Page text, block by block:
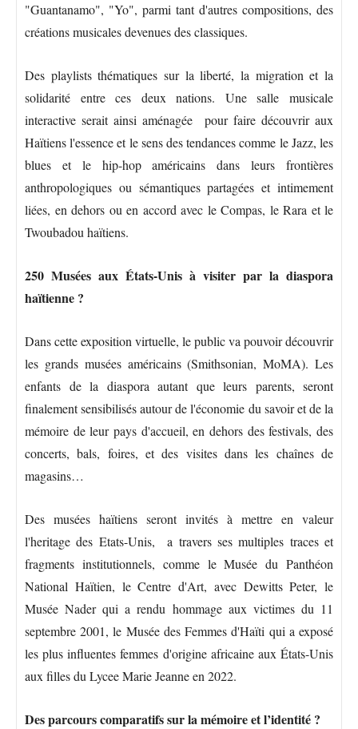
"Guantanamo", "Yo", parmi tant d'autres compositions, des
créations musicales devenues des classiques.
Des playlists thématiques sur la liberté, la migration et la
solidarité entre ces deux nations. Une salle musicale
interactive serait ainsi aménagée pour faire découvrir aux
Haïtiens l'essence et le sens des tendances comme le Jazz, les
blues et le hip-hop américains dans leurs frontières
anthropologiques ou sémantiques partagées et intimement
liées, en dehors ou en accord avec le Compas, le Rara et le
Twoubadou haïtiens.
250 Musées aux États-Unis à visiter par la diaspora
haïtienne ?
Dans cette exposition virtuelle, le public va pouvoir découvrir
les grands musées américains (Smithsonian, MoMA). Les
enfants de la diaspora autant que leurs parents, seront
finalement sensibilisés autour de l'économie du savoir et de la
mémoire de leur pays d'accueil, en dehors des festivals, des
concerts, bals, foires, et des visites dans les chaînes de
magasins…
Des musées haïtiens seront invités à mettre en valeur
l'heritage des Etats-Unis, a travers ses multiples traces et
fragments institutionnels, comme le Musée du Panthéon
National Haïtien, le Centre d'Art, avec Dewitts Peter, le
Musée Nader qui a rendu hommage aux victimes du 11
septembre 2001, le Musée des Femmes d'Haïti qui a exposé
les plus influentes femmes d'origine africaine aux États-Unis
aux filles du Lycee Marie Jeanne en 2022.
Des parcours comparatifs sur la mémoire et l’identité ?